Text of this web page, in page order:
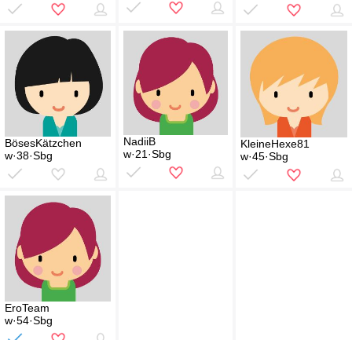
BösesKätzchen
w·38·Sbg
NadiiB
w·21·Sbg
KleineHexe81
w·45·Sbg
EroTeam
w·54·Sbg